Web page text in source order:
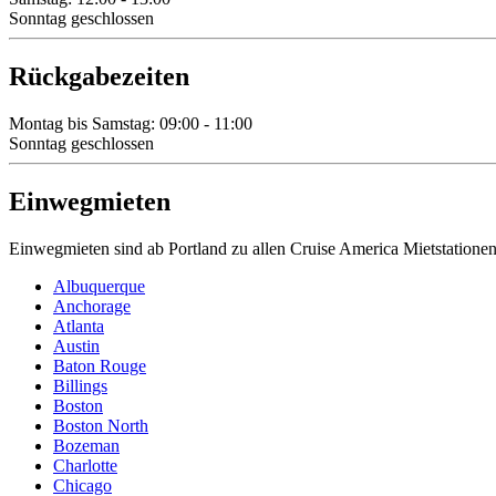
Sonntag geschlossen
Rückgabezeiten
Montag bis Samstag: 09:00 - 11:00
Sonntag geschlossen
Einwegmieten
Einwegmieten sind ab Portland zu allen Cruise America
Albuquerque
Anchorage
Atlanta
Austin
Baton Rouge
Billings
Boston
Boston North
Bozeman
Charlotte
Chicago